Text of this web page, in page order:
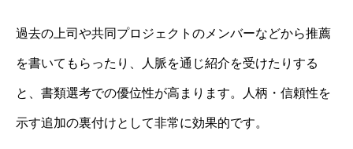
過去の上司や共同プロジェクトのメンバーなどから推薦
を書いてもらったり、人脈を通じ紹介を受けたりする
と、書類選考での優位性が高まります。人柄・信頼性を
示す追加の裏付けとして非常に効果的です。